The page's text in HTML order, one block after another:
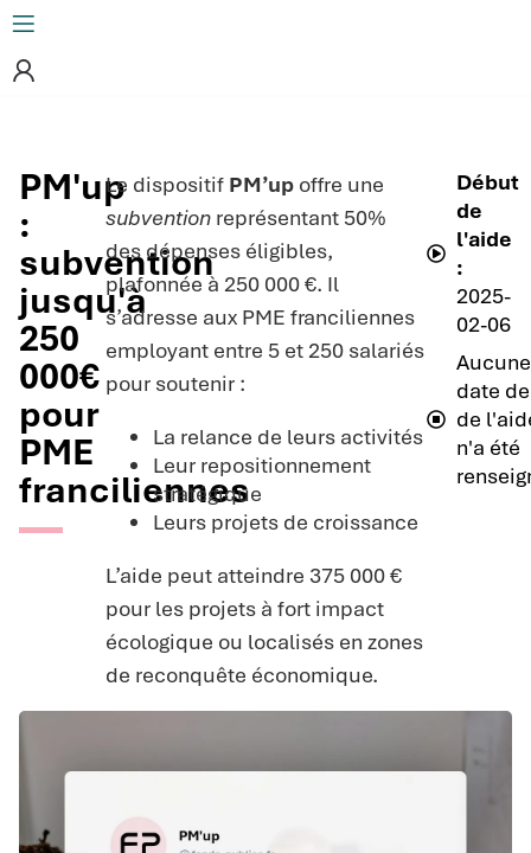
PM'up
:
subvention
jusqu'à
250
000€
pour
PME
franciliennes
Le dispositif PM’up offre une
subvention représentant 50%
des dépenses éligibles,
plafonnée à 250 000 €. Il
s’adresse aux PME franciliennes
employant entre 5 et 250 salariés
pour soutenir :
La relance de leurs activités
Leur repositionnement
stratégique
Leurs projets de croissance
L’aide peut atteindre 375 000 €
pour les projets à fort impact
écologique ou localisés en zones
de reconquête économique.
Début
de
l'aide
:
2025-
02-06
Aucune
date
de
n'a été